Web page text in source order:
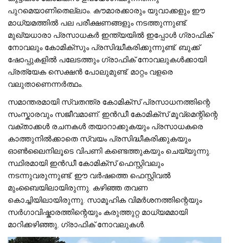
പുറമെയാണിതെല്ലാം. കൗമാരക്കാരും യുവാക്കളും ഈ
മാധ്യമത്തിൽ പല പരീക്ഷണങ്ങളും നടത്തുന്നുണ്ട്.
മുഖ്യധാരാ പ്രസാധകർ ഇന്ത്യയിൽ ഇപ്പോൾ ഗ്രാഫിക്
നോവലും കോമിക്‌സും പ്രസിദ്ധീകരിക്കുന്നുണ്ട്. ബുക്ക്
ഷോപ്പുകളിൽ പലേടത്തും ഗ്രാഫിക് നോവലുകൾക്കായി
പ്രത്യേക സെക്ഷൻ പോലുമുണ്ട്. മാറ്റം വളരെ
വലുതാണെന്നർത്ഥം.
സമാന്തരമായി സ്വതന്ത്ര കോമിക്സ് പ്രസാധനത്തിന്റെ
സംസ്കാരവും സജീവമാണ്. ഇൻഡീ കോമിക്സ് മൂവ്മെന്റിന്റെ
വക്താക്കൾ രചനകൾ തയാറാക്കുകയും പ്രസാധകരെ
കാത്തുനിൽക്കാതെ സ്വയം പ്രസിദ്ധീകരിക്കുകയും
ഓൺലൈനിലൂടെ വിപണി കണ്ടെത്തുകയും ചെയ്യുന്നു.
സ്ഥിരമായി ഇൻഡീ കോമിക്സ് ഫെസ്റ്റിവലും
നടന്നുവരുന്നുണ്ട്. ഈ വർഷത്തെ ഫെസ്റ്റിവൽ
മുംബൈയിലായിരുന്നു. കഴിഞ്ഞ തവണ
കൊച്ചിയിലായിരുന്നു. സാമൂഹിക വിമർശനത്തിന്റെയും
സർഗാവിഷ്കാരത്തിന്റെയും കരുത്തുറ്റ മാധ്യമമായി
മാറിക്കഴിഞ്ഞു, ഗ്രാഫിക് നോവലുകൾ.